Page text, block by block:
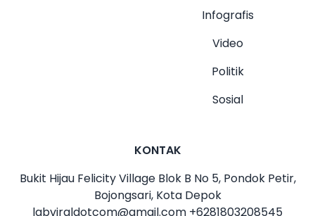
Infografis
Video
Politik
Sosial
KONTAK
Bukit Hijau Felicity Village Blok B No 5, Pondok Petir,
Bojongsari, Kota Depok
labviraldotcom@gmail.com +6281803208545